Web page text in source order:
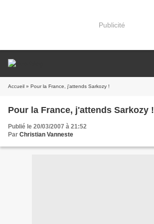
Publicité
Accueil » Pour la France, j'attends Sarkozy !
Pour la France, j'attends Sarkozy !
Publié le 20/03/2007 à 21:52
Par Christian Vanneste